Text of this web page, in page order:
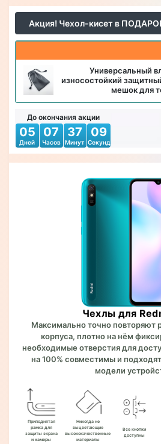
Акция! Чехол-кисет в
Универсальный
износостойкий
мешок для
До окончания акции
05
Дней
07
Часов
37
Минут
08
Секунд
Чехлы для
Максимально точно повторяют
корпуса, плотно на нём
необходимые отверстия для
на 100% совместимы и
модели
Приподнятая
рамка для
защиты экрана
и камеры
Никогда не
выцветающие
высококачественные
материалы
Все кнопки
доступны